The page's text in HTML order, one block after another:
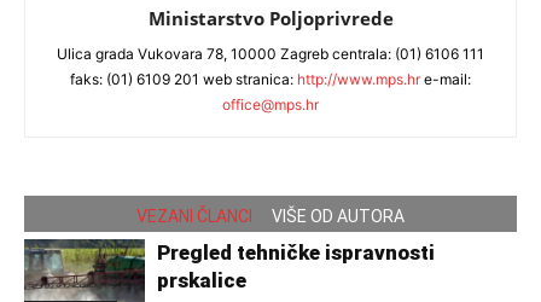
Ministarstvo Poljoprivrede
Ulica grada Vukovara 78, 10000 Zagreb centrala: (01) 6106 111
faks: (01) 6109 201 web stranica: http://www.mps.hre-mail:
office@mps.hr
VEZANI ČLANCI VIŠE OD AUTORA
Pregled tehničke ispravnosti
prskalice